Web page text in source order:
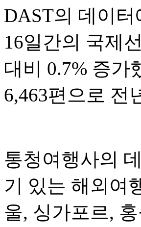
DAST의 데이
16일간의 국제
대비 0.7% 증가
6,463편으로 전
통청여행사의
기 있는 해외여
울, 싱가포르,